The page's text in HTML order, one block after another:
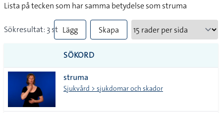
Lista på tecken som har samma betydelse som struma
Sökresultat: 3 st Lägg
till
alla i
lista
Skapa
SÖKORD
struma
Sjukvård > sjukdomar och skador